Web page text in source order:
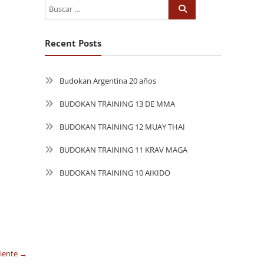
→
Recent Posts
Budokan Argentina 20 años
BUDOKAN TRAINING 13 DE MMA
BUDOKAN TRAINING 12 MUAY THAI
BUDOKAN TRAINING 11 KRAV MAGA
BUDOKAN TRAINING 10 AIKIDO